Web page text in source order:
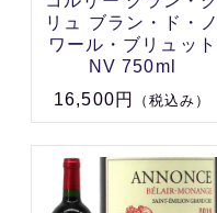
リュ ブラン・ド・ノ
ワール・ブリュット
NV 750ml
16,500円
（税込み）